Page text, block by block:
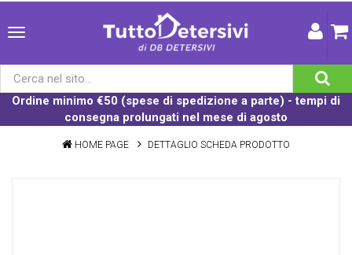
Ordine minimo €50 (spese di spedizione a parte) - tempi di
consegna prolungati nel mese di agosto
HOME PAGE DETTAGLIO SCHEDA PRODOTTO